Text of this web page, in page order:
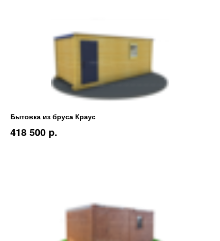
Бытовка из бруса Краус
418 500 p.